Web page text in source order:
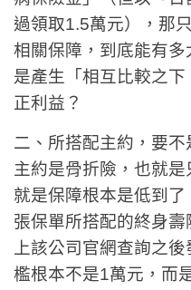
過領取1.5萬元），那
相關保障，到底能有
是產生「相互比較之
正利益？
二、所搭配主約，要
主約是骨折險，也就
就是保障根本是低到
張保單所搭配的終身
上該公司官網查詢之
檻根本不是1萬元，而